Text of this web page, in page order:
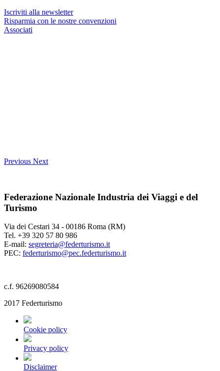
Iscriviti alla newsletter
Risparmia con le nostre convenzioni
Associati
Previous Next
Federazione Nazionale Industria dei Viaggi e del
Turismo
Via dei Cestari 34 - 00186 Roma (RM)
Tel. +39 320 57 80 986
E-mail: segreteria@federturismo.it
PEC: federturismo@pec.federturismo.it
c.f. 96269080584
2017 Federturismo
Cookie policy
Privacy policy
Disclaimer